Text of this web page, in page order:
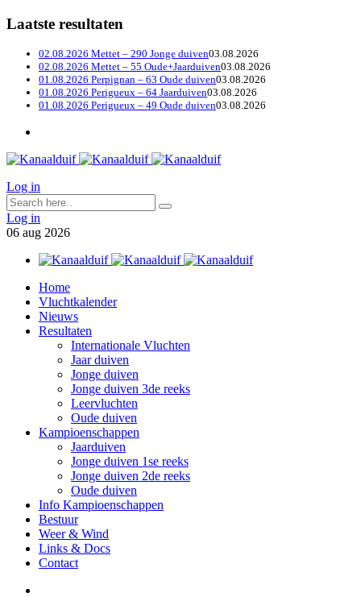
Laatste resultaten
02.08.2026 Mettet – 290 Jonge duiven03.08.2026
02.08.2026 Mettet – 55 Oude+Jaarduiven03.08.2026
01.08.2026 Perpignan – 63 Oude duiven03.08.2026
01.08.2026 Perigueux – 64 Jaarduiven03.08.2026
01.08.2026 Perigueux – 49 Oude duiven03.08.2026
Log in
Log in
06 aug 2026
Home
Vluchtkalender
Nieuws
Resultaten
Internationale Vluchten
Jaar duiven
Jonge duiven
Jonge duiven 3de reeks
Leervluchten
Oude duiven
Kampioenschappen
Jaarduiven
Jonge duiven 1se reeks
Jonge duiven 2de reeks
Oude duiven
Info Kampioenschappen
Bestuur
Weer & Wind
Links & Docs
Contact